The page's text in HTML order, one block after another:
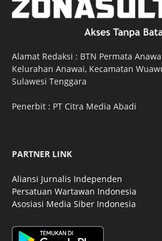
Alamat Redaksi : BTN Permata
Kelurahan Anawai, Kecamatan
Sulawesi Tenggara
Penerbit : PT Citra Media Abadi
PARTNER LINK
Aliansi Jurnalis Independen
Persatuan Wartawan Indonesia
Asosiasi Media Siber Indonesia